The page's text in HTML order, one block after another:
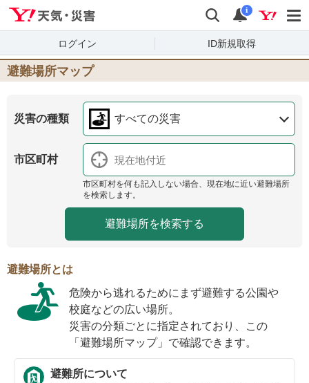
検索 通知
i
ログイン ID新規取得
避難場所マップ
災害の種類 すべての災害
市区町村
市区町村を何も記入しない場合、現在地に近い避難場所
を検索します。
避難場所とは
危険から逃れるためにまず避難する公園や
校庭などの広い場所。
災害の分類ごとに指定されており、この
「避難場所マップ」で確認できます。
避難所について